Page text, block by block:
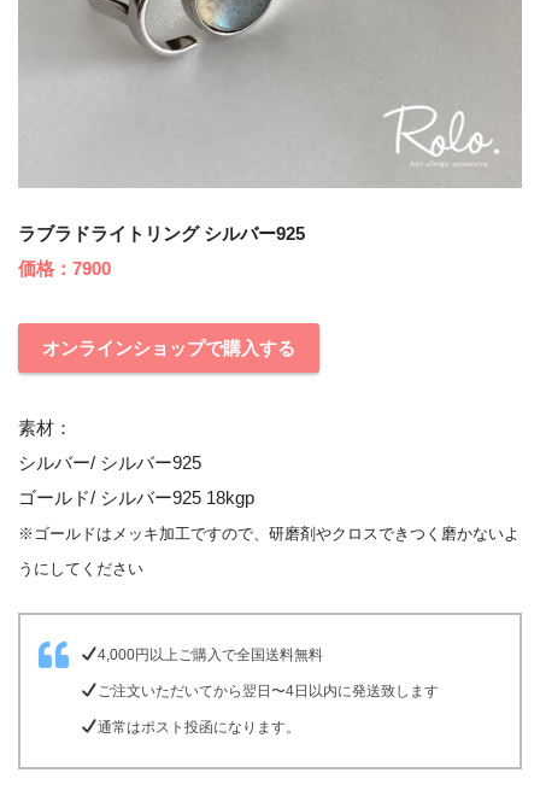
ラブラドライトリング シルバー925
価格：7900
オンラインショップで購入する
素材：
シルバー/ シルバー925
ゴールド/ シルバー925 18kgp
※ゴールドはメッキ加工ですので、研磨剤やクロスできつく磨かないよ
うにしてください
4,000円以上ご購入で全国送料無料
ご注文いただいてから翌日〜4日以内に発送致します
通常はポスト投函になります。